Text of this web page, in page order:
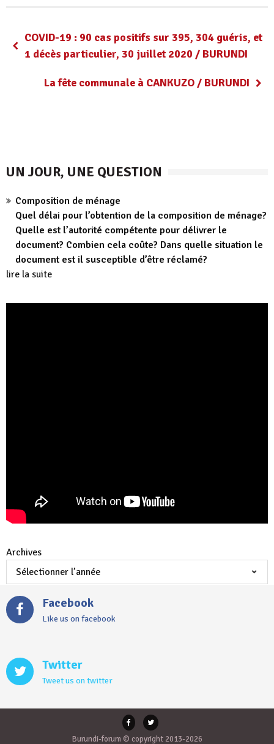
COVID-19 : 90 cas positifs sur 395, 304 guéris, et
1 décès particulier, 30 juillet 2020 / BURUNDI
La fête communale à CANKUZO / BURUNDI
UN JOUR, UNE QUESTION
Composition de ménage
Quel délai pour l’obtention de la composition de ménage?
Quelle est l’autorité compétente pour délivrer le
document? Combien cela coûte? Dans quelle situation le
document est il susceptible d’être réclamé?
lire la suite
Archives
Facebook
Like us on facebook
Twitter
Tweet us on twitter
Burundi-forum © copyright 2013-2026